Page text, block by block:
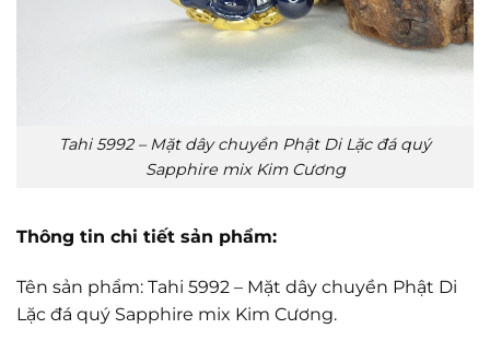
Tahi 5992 – Mặt dây chuyền Phật Di Lặc đá quý
Sapphire mix Kim Cương
Thông tin chi tiết sản phẩm:
Tên sản phẩm: Tahi 5992 – Mặt dây chuyền Phật Di
Lặc đá quý Sapphire mix Kim Cương.